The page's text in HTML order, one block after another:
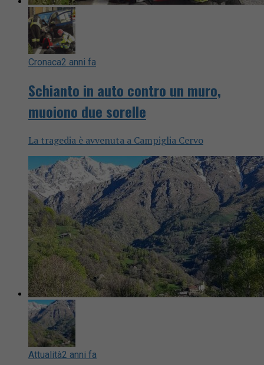
Cronaca2 anni fa
Schianto in auto contro un muro,
muoiono due sorelle
La tragedia è avvenuta a Campiglia Cervo
Attualità2 anni fa